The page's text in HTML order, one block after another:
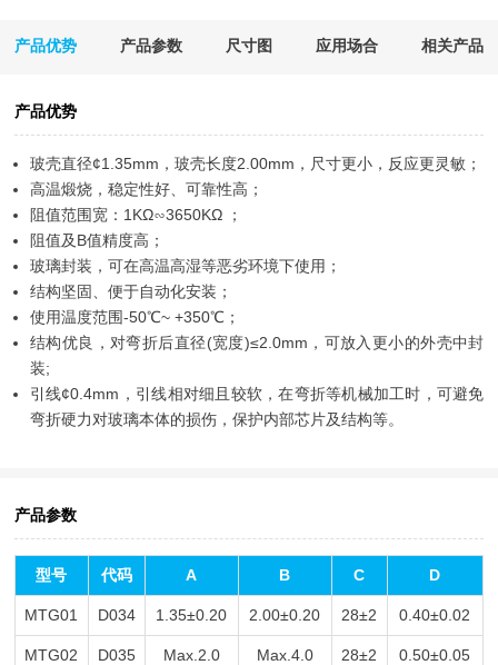
产品优势 产品参数 尺寸图 应用场合 相关产品
产品优势
玻壳直径¢1.35mm，玻壳长度2.00mm，尺寸更小，反应更灵敏；
高温煅烧，稳定性好、可靠性高；
阻值范围宽：1KΩ∽3650KΩ ；
阻值及B值精度高；
玻璃封装，可在高温高湿等恶劣环境下使用；
结构坚固、便于自动化安装；
使用温度范围-50℃~ +350℃；
结构优良，对弯折后直径(宽度)≤2.0mm，可放入更小的外壳中封
装;
引线¢0.4mm，引线相对细且较软，在弯折等机械加工时，可避免
弯折硬力对玻璃本体的损伤，保护内部芯片及结构等。
产品参数
型号 代码 A B C D
MTG01 D034 1.35±0.20 2.00±0.20 28±2 0.40±0.02
MTG02 D035 Max.2.0 Max.4.0 28±2 0.50±0.05